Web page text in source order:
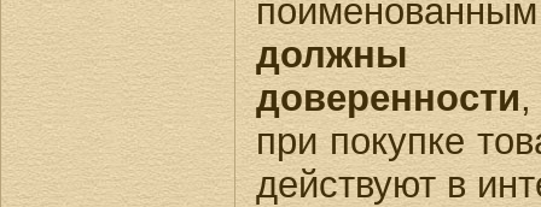
должны
доверенности
при покупке
действуют в